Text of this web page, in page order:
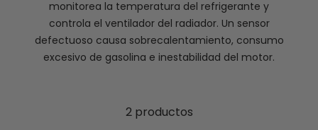
monitorea la temperatura del refrigerante y
controla el ventilador del radiador. Un sensor
defectuoso causa sobrecalentamiento, consumo
excesivo de gasolina e inestabilidad del motor.
2 productos